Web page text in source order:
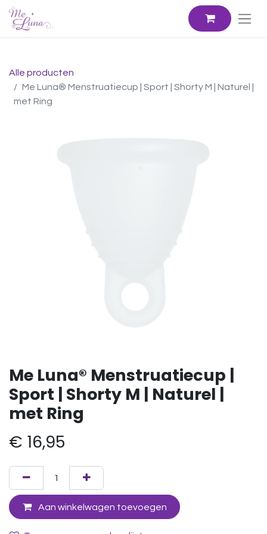
Alle producten
Me Luna® Menstruatiecup | Sport | Shorty M | Naturel |
met Ring
Me Luna® Menstruatiecup |
Sport | Shorty M | Naturel |
met Ring
€ 16,95
Aan winkelwagen toevoegen